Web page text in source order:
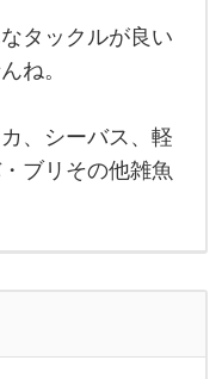
タックルが良い
ね。
、シーバス、軽
ブリその他雑魚